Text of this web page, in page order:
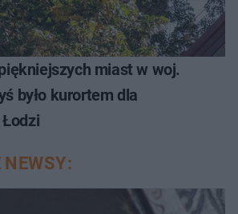
miast w woj.
było kurortem dla